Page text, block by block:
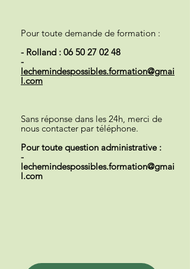
Pour toute demande de formation :
- Rolland : 06 50 27 02 48
-
lechemindespossibles.formation@gmai
l.com
Sans réponse dans les 24h, merci de
nous contacter par téléphone.
Pour toute question administrative :
-
lechemindespossibles.formation@gmai
l.com